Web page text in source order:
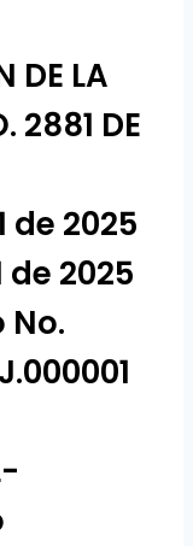
DE LA
2881 DE
de 2025
de 2025
No.